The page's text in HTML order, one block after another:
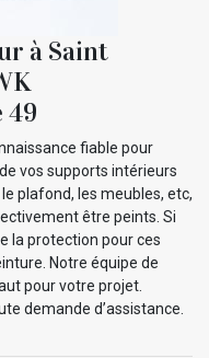
à Saint
49
fiable pour
vos supports intérieurs
plafond, les meubles, etc,
être peints. Si
la protection pour ces
Notre équipe de
pour votre projet.
demande d’assistance.